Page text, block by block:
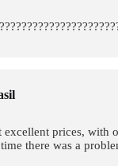
excellent prices, with
there was a